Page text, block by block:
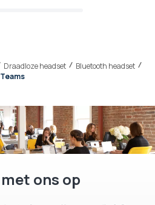
Draadloze headset
Bluetooth headset
ons op